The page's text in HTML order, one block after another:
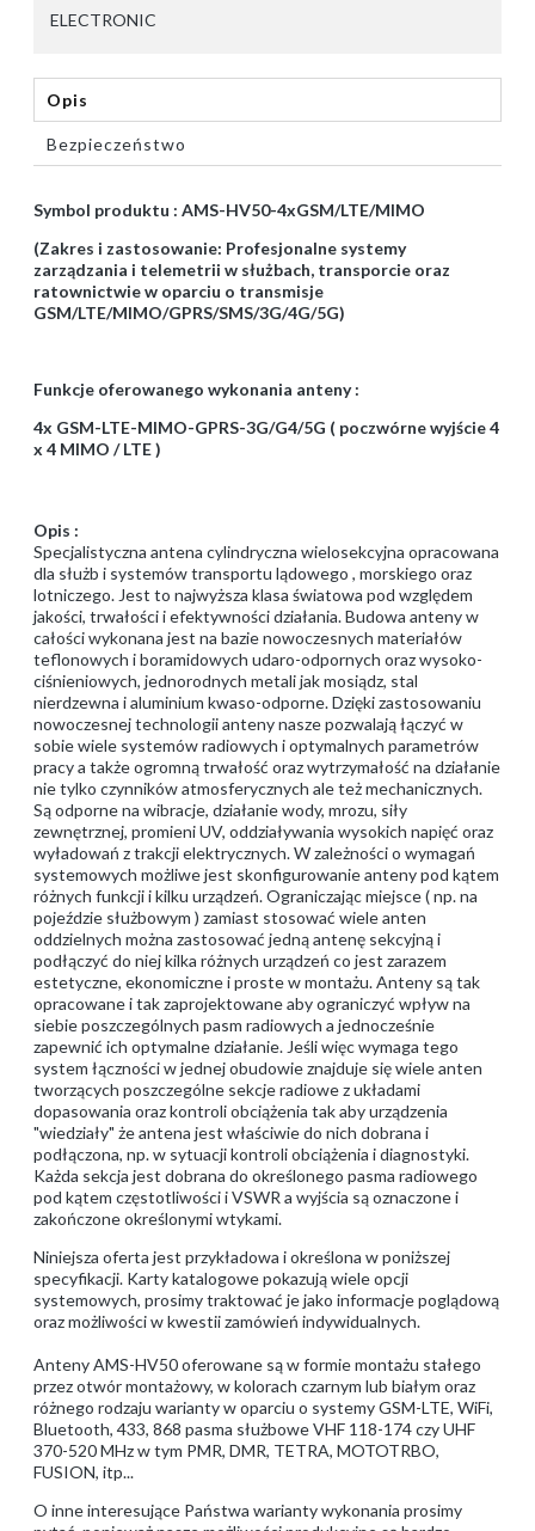
ELECTRONIC
Opis
Bezpieczeństwo
Symbol produktu : AMS-HV50-4xGSM/LTE/MIMO
(Zakres i zastosowanie: Profesjonalne systemy
zarządzania i telemetrii w służbach, transporcie oraz
ratownictwie w oparciu o transmisje
GSM/LTE/MIMO/GPRS/SMS/3G/4G/5G)
Funkcje oferowanego wykonania anteny :
4x GSM-LTE-MIMO-GPRS-3G/G4/5G ( poczwórne wyjście 4
x 4 MIMO / LTE )
Opis :
Specjalistyczna antena cylindryczna wielosekcyjna opracowana
dla służb i systemów transportu lądowego , morskiego oraz
lotniczego. Jest to najwyższa klasa światowa pod względem
jakości, trwałości i efektywności działania. Budowa anteny w
całości wykonana jest na bazie nowoczesnych materiałów
teflonowych i boramidowych udaro-odpornych oraz wysoko-
ciśnieniowych, jednorodnych metali jak mosiądz, stal
nierdzewna i aluminium kwaso-odporne. Dzięki zastosowaniu
nowoczesnej technologii anteny nasze pozwalają łączyć w
sobie wiele systemów radiowych i optymalnych parametrów
pracy a także ogromną trwałość oraz wytrzymałość na działanie
nie tylko czynników atmosferycznych ale też mechanicznych.
Są odporne na wibracje, działanie wody, mrozu, siły
zewnętrznej, promieni UV, oddziaływania wysokich napięć oraz
wyładowań z trakcji elektrycznych. W zależności o wymagań
systemowych możliwe jest skonfigurowanie anteny pod kątem
różnych funkcji i kilku urządzeń. Ograniczając miejsce ( np. na
pojeździe służbowym ) zamiast stosować wiele anten
oddzielnych można zastosować jedną antenę sekcyjną i
podłączyć do niej kilka różnych urządzeń co jest zarazem
estetyczne, ekonomiczne i proste w montażu. Anteny są tak
opracowane i tak zaprojektowane aby ograniczyć wpływ na
siebie poszczególnych pasm radiowych a jednocześnie
zapewnić ich optymalne działanie. Jeśli więc wymaga tego
system łączności w jednej obudowie znajduje się wiele anten
tworzących poszczególne sekcje radiowe z układami
dopasowania oraz kontroli obciążenia tak aby urządzenia
"wiedziały" że antena jest właściwie do nich dobrana i
podłączona, np. w sytuacji kontroli obciążenia i diagnostyki.
Każda sekcja jest dobrana do określonego pasma radiowego
pod kątem częstotliwości i VSWR a wyjścia są oznaczone i
zakończone określonymi wtykami.
Niniejsza oferta jest przykładowa i określona w poniższej
specyfikacji. Karty katalogowe pokazują wiele opcji
systemowych, prosimy traktować je jako informacje poglądową
oraz możliwości w kwestii zamówień indywidualnych.
Anteny AMS-HV50 oferowane są w formie montażu stałego
przez otwór montażowy, w kolorach czarnym lub białym oraz
różnego rodzaju warianty w oparciu o systemy GSM-LTE, WiFi,
Bluetooth, 433, 868 pasma służbowe VHF 118-174 czy UHF
370-520 MHz w tym PMR, DMR, TETRA, MOTOTRBO,
FUSION, itp...
O inne interesujące Państwa warianty wykonania prosimy